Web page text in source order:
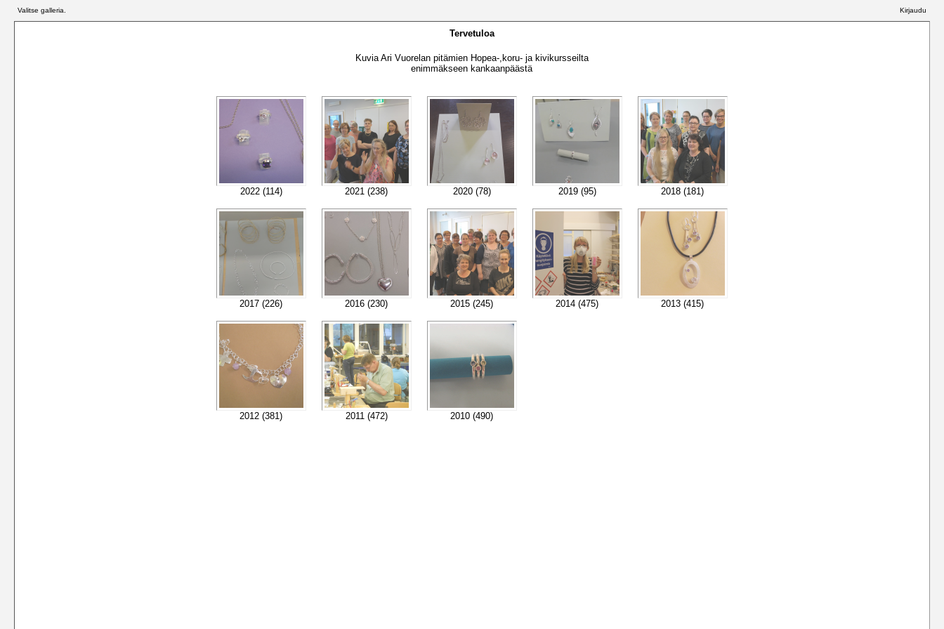
Valitse galleria. Kirjaudu
Tervetuloa
Kuvia Ari Vuorelan pitämien Hopea-,koru- ja kivikursseilta
enimmäkseen kankaanpäästä
2022 (114) 2021 (238) 2020 (78) 2019 (95) 2018 (181)
2017 (226) 2016 (230) 2015 (245) 2014 (475) 2013 (415)
2012 (381) 2011 (472) 2010 (490)